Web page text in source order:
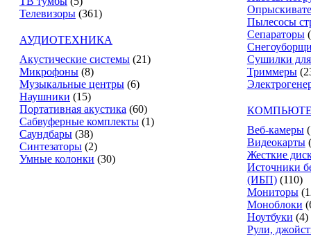
Телевизоры (361)
АУДИОТЕХНИКА
Акустические системы (21)
Микрофоны (8)
Музыкальные центры (6)
Наушники (15)
Портативная акустика (60)
Сабвуферные комплекты (1)
Саундбары (38)
Синтезаторы (2)
Умные колонки (30)
Пылесосы
Сепараторы
Сушилки
Триммеры
Веб-камеры
Видеокарты
Жесткие
Источники
(ИБП) (110)
Мониторы
Моноблоки
Ноутбуки (4)
Рули,